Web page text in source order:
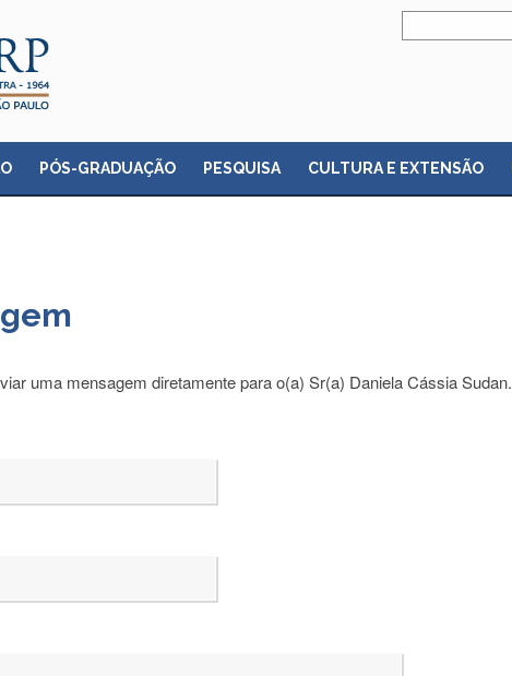
PÓS-GRADUAÇÃO PESQUISA CULTURA E EXTENSÃO
uma mensagem diretamente para o(a) Sr(a) Daniela Cássia Sudan.